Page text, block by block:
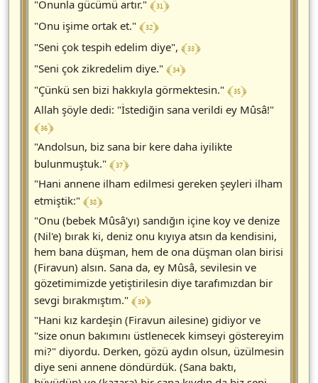
"Onunla gücümü artır." ﴾ 31 ﴿
"Onu işime ortak et." ﴾ 32 ﴿
"Seni çok tespih edelim diye", ﴾ 33 ﴿
"Seni çok zikredelim diye." ﴾ 34 ﴿
"Çünkü sen bizi hakkıyla görmektesin." ﴾ 35 ﴿
Allah şöyle dedi: "İstediğin sana verildi ey Mûsâ!"
﴾ 36 ﴿
"Andolsun, biz sana bir kere daha iyilikte
bulunmuştuk." ﴾ 37 ﴿
"Hani annene ilham edilmesi gereken şeyleri ilham
etmiştik:" ﴾ 38 ﴿
"Onu (bebek Mûsâ'yı) sandığın içine koy ve denize
(Nil'e) bırak ki, deniz onu kıyıya atsın da kendisini,
hem bana düşman, hem de ona düşman olan birisi
(Firavun) alsın. Sana da, ey Mûsâ, sevilesin ve
gözetimimizde yetiştirilesin diye tarafımızdan bir
sevgi bırakmıştım." ﴾ 39 ﴿
"Hani kız kardeşin (Firavun ailesine) gidiyor ve
"size onun bakımını üstlenecek kimseyi göstereyim
mi?" diyordu. Derken, gözü aydın olsun, üzülmesin
diye seni annene döndürdük. (Sana baktı,